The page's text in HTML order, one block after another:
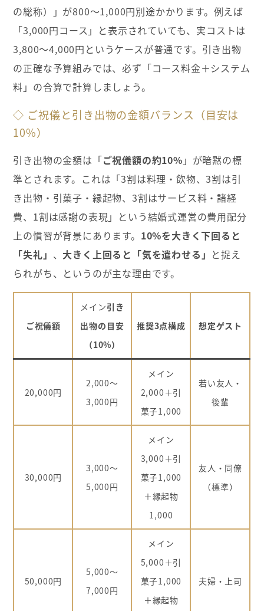
の総称）」が800〜1,000円別途かかります。例えば
「3,000円コース」と表示されていても、実コストは
3,800〜4,000円というケースが普通です。引き出物
の正確な予算組みでは、必ず「コース料金＋システム
料」の合算で計算しましょう。
◇ ご祝儀と引き出物の金額バランス（目安は
10%）
引き出物の金額は「ご祝儀額の約10% 」が暗黙の標
準とされます。これは「3割は料理・飲物、3割は引
き出物・引菓子・縁起物、3割はサービス料・諸経
費、1割は感謝の表現」という結婚式運営の費用配分
上の慣習が背景にあります。 10%を大きく下回ると
「失礼」 、 大きく上回ると「気を遣わせる」 と捉え
られがち、というのが主な理由です。
ご祝儀額
メイン引き
出物の目安
（10%）
推奨3点構成 想定ゲスト
20,000円
2,000〜
3,000円
メイン
2,000＋引
菓子1,000
若い友人・
後輩
30,000円
3,000〜
5,000円
メイン
3,000＋引
菓子1,000
＋縁起物
1,000
友人・同僚
（標準）
50,000円
5,000〜
7,000円
メイン
5,000＋引
菓子1,000
＋縁起物
夫婦・上司